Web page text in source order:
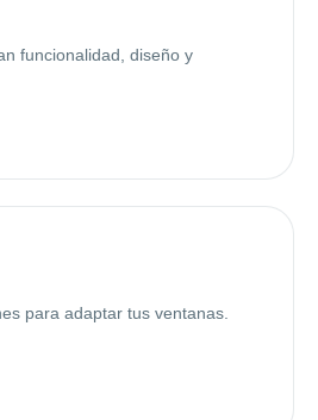
funcionalidad, diseño y
para adaptar tus ventanas.